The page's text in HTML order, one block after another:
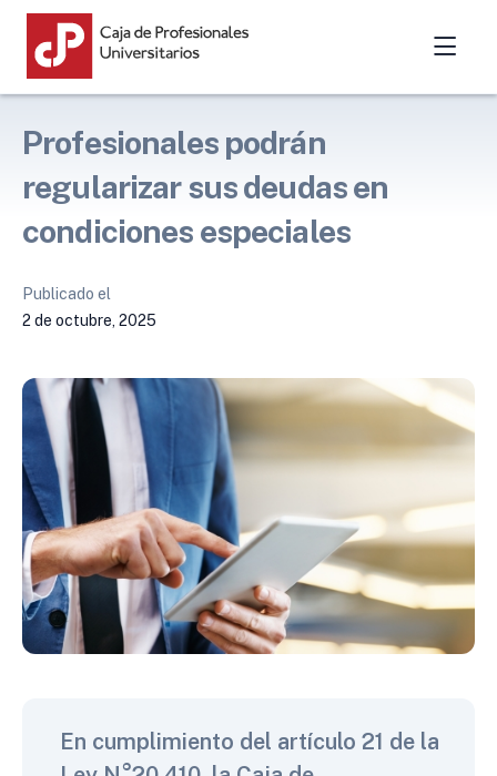
Profesionales podrán
regularizar sus deudas en
condiciones especiales
Publicado el
2 de octubre, 2025
En cumplimiento del artículo 21 de la